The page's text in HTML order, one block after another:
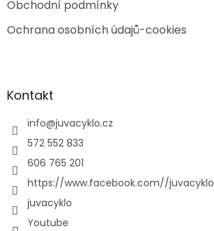
Obchodní podmínky
Ochrana osobních údajů-cookies
Kontakt
info@juvacyklo.cz
572 552 833
606 765 201
https://www.facebook.com//juvacyklo
juvacyklo
Youtube